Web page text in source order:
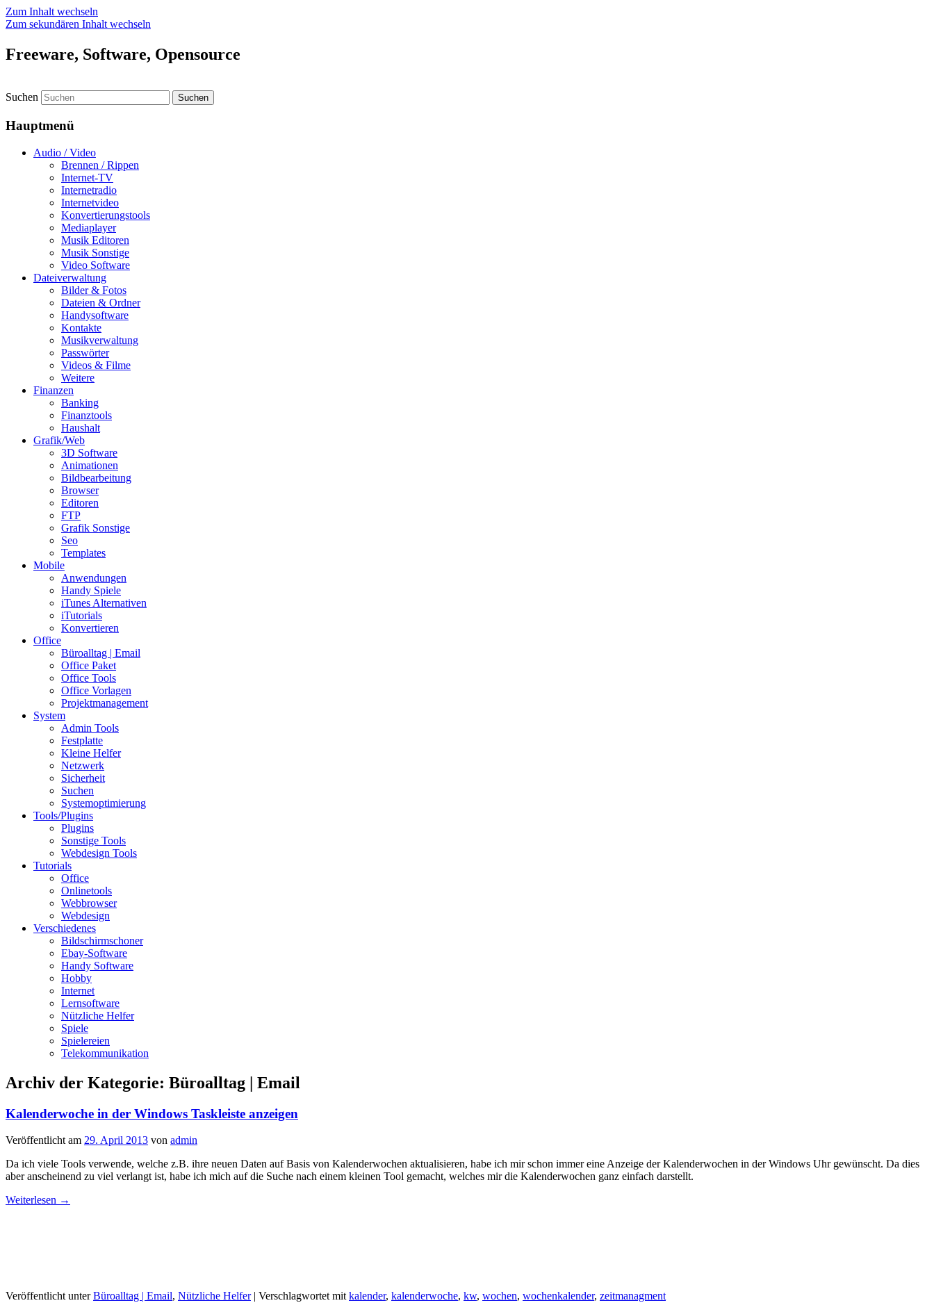
Zum Inhalt wechseln
Zum sekundären Inhalt wechseln
Freeware, Software, Opensource
Suchen
Hauptmenü
Audio / Video
Brennen / Rippen
Internet-TV
Internetradio
Internetvideo
Konvertierungstools
Mediaplayer
Musik Editoren
Musik Sonstige
Video Software
Dateiverwaltung
Bilder & Fotos
Dateien & Ordner
Handysoftware
Kontakte
Musikverwaltung
Passwörter
Videos & Filme
Weitere
Finanzen
Banking
Finanztools
Haushalt
Grafik/Web
3D Software
Animationen
Bildbearbeitung
Browser
Editoren
FTP
Grafik Sonstige
Seo
Templates
Mobile
Anwendungen
Handy Spiele
iTunes Alternativen
iTutorials
Konvertieren
Office
Büroalltag | Email
Office Paket
Office Tools
Office Vorlagen
Projektmanagement
System
Admin Tools
Festplatte
Kleine Helfer
Netzwerk
Sicherheit
Suchen
Systemoptimierung
Tools/Plugins
Plugins
Sonstige Tools
Webdesign Tools
Tutorials
Office
Onlinetools
Webbrowser
Webdesign
Verschiedenes
Bildschirmschoner
Ebay-Software
Handy Software
Hobby
Internet
Lernsoftware
Nützliche Helfer
Spiele
Spielereien
Telekommunikation
Archiv der Kategorie: Büroalltag | Email
Kalenderwoche in der Windows Taskleiste anzeigen
Veröffentlicht am 29. April 2013 von admin
Da ich viele Tools verwende, welche z.B. ihre neuen Daten auf Basis von Kalenderwochen aktualisieren, habe ich mir schon immer eine Anzeige der Kalenderwochen in der Windows Uhr gewünscht. Da dies
aber anscheinend zu viel verlangt ist, habe ich mich auf die Suche nach einem kleinen Tool gemacht, welches mir die Kalenderwochen ganz einfach darstellt.
Weiterlesen →
Veröffentlicht unter Büroalltag | Email, Nützliche Helfer | Verschlagwortet mit kalender, kalenderwoche, kw, wochen, wochenkalender, zeitmanagment